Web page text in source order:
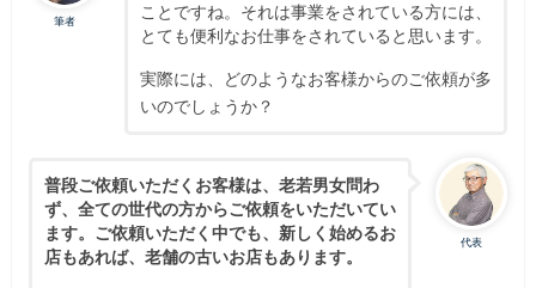
筆者
ことですね。それは事業をされている方には、
とても便利なお仕事をされていると思います。
実際には、どのようなお客様からのご依頼が多
いのでしょうか？
代表
普段ご依頼いただくお客様は、老若男女問わ
ず、全ての世代の方からご依頼をいただいてい
ます。ご依頼いただく中でも、新しく始めるお
店もあれば、老舗の古いお店もあります。